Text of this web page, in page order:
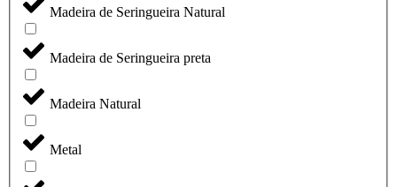
Madeira de Seringueira Natural
Madeira de Seringueira preta
Madeira Natural
Metal